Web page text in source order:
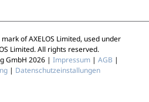
of AXELOS Limited, used under
Limited. All rights reserved.
GmbH 2026 | Impressum | AGB |
| Datenschutzeinstallungen